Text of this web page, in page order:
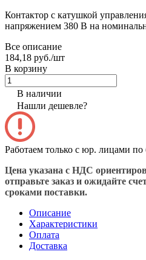
Контактор с катушкой
напряжением 380 В на
Все описание
184,18 руб./шт
В корзину
В наличии
Нашли дешевле?
Работаем только с юр. лицами по
Цена указана с НДС
отправьте заказ и ожидайте
сроками поставки.
Описание
Характеристики
Оплата
Доставка